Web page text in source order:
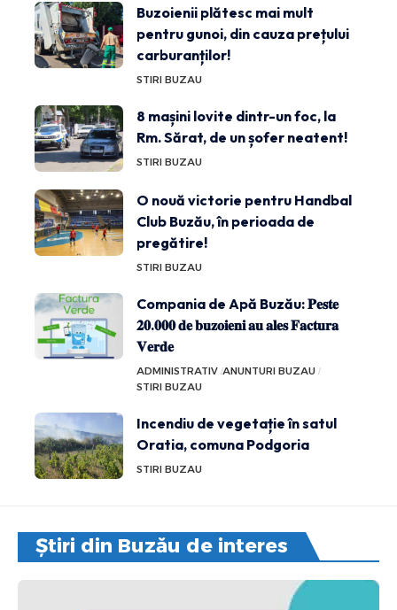
Buzoienii plătesc mai mult
pentru gunoi, din cauza prețului
carburanților!
STIRI BUZAU
8 mașini lovite dintr-un foc, la
Rm. Sărat, de un șofer neatent!
STIRI BUZAU
O nouă victorie pentru Handbal
Club Buzău, în perioada de
pregătire!
STIRI BUZAU
Compania de Apă Buzău: 𝐏𝐞𝐬𝐭𝐞
𝟐𝟎.𝟎𝟎𝟎 𝐝𝐞 𝐛𝐮𝐳𝐨𝐢𝐞𝐧𝐢 𝐚𝐮 𝐚𝐥𝐞𝐬 𝐅𝐚𝐜𝐭𝐮𝐫𝐚
𝐕𝐞𝐫𝐝𝐞
ADMINISTRATIV ANUNTURI BUZAU
STIRI BUZAU
Incendiu de vegetație în satul
Oratia, comuna Podgoria
STIRI BUZAU
Știri din Buzău de interes